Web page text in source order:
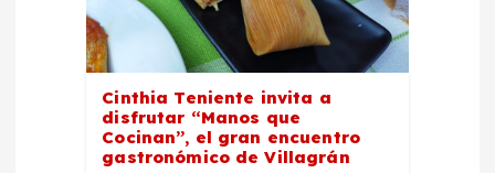
Cinthia Teniente invita a
disfrutar “Manos que
Cocinan”, el gran encuentro
gastronómico de Villagrán